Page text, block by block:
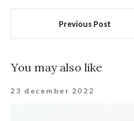
Previous Post
You may also like
23 december 2022